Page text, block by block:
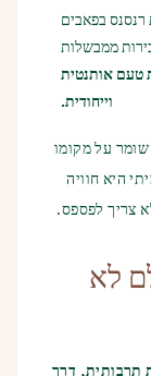
רנסנס בפאבים
ממבשלות
טעם אותנטית
וייחודית.
על מקומו
היא חוויה
צריך לפספס.
לא
תרבותית, דרך